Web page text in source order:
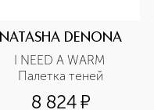
NATASHA DENONA
I NEED A WARM
Палетка теней
8 824¤